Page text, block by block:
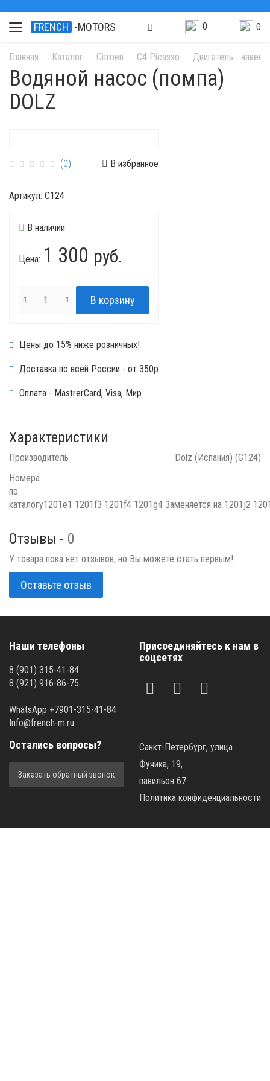
FRENCH -MOTORS 0 0
Главная Каталог Citroen C4 Picasso Двигатель -
Водяной насос (помпа)
DOLZ
(0) В избранное
Артикул: C124
В наличии
Цена: 1 300 руб.
Цены до 15% ниже розничных!
Доставка по всей России - от 350р
Оплата - MastrerCard, Visa, Мир
Характеристики
Производитель
Dolz (Испания) (C124)
Номера
по
каталогу1201e1 1201f3 1201f4 1201g4 Заменяется на 1201j2
Отзывы - 0
У товара пока нет отзывов, но Вы можете стать первым!
Оставьте отзыв
Наши телефоны
8 (901) 315-41-84
8 (921) 916-86-75
WhatsApp +7901-315-41-84
Info@french-m.ru
Присоединяйтесь к нам в
соцсетях
Остались вопросы?
Заказать обратный звонок
Санкт-Петербург, улица
Фучика, 19,
павильон 67
Политика конфиденциальности